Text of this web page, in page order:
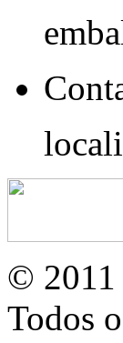
© 2011
Todos